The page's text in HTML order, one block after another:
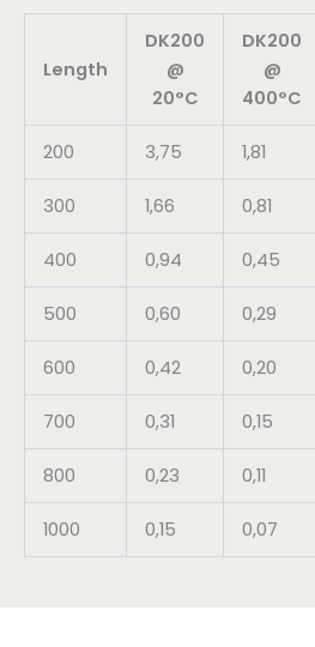
Length
DK200
@
20°C
DK200
@
400°C
200 3,75 1,81
300 1,66 0,81
400 0,94 0,45
500 0,60 0,29
600 0,42 0,20
700 0,31 0,15
800 0,23 0,11
1000 0,15 0,07